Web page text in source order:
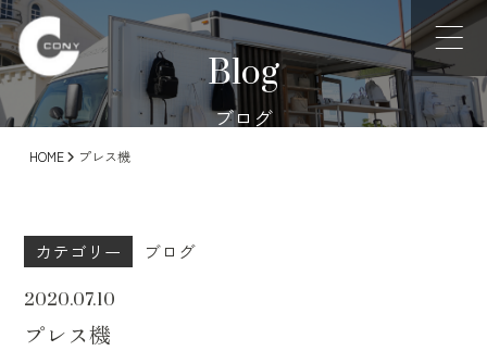
Blog
ブログ
HOME プレス機
カテゴリー ブログ
2020.07.10
プレス機